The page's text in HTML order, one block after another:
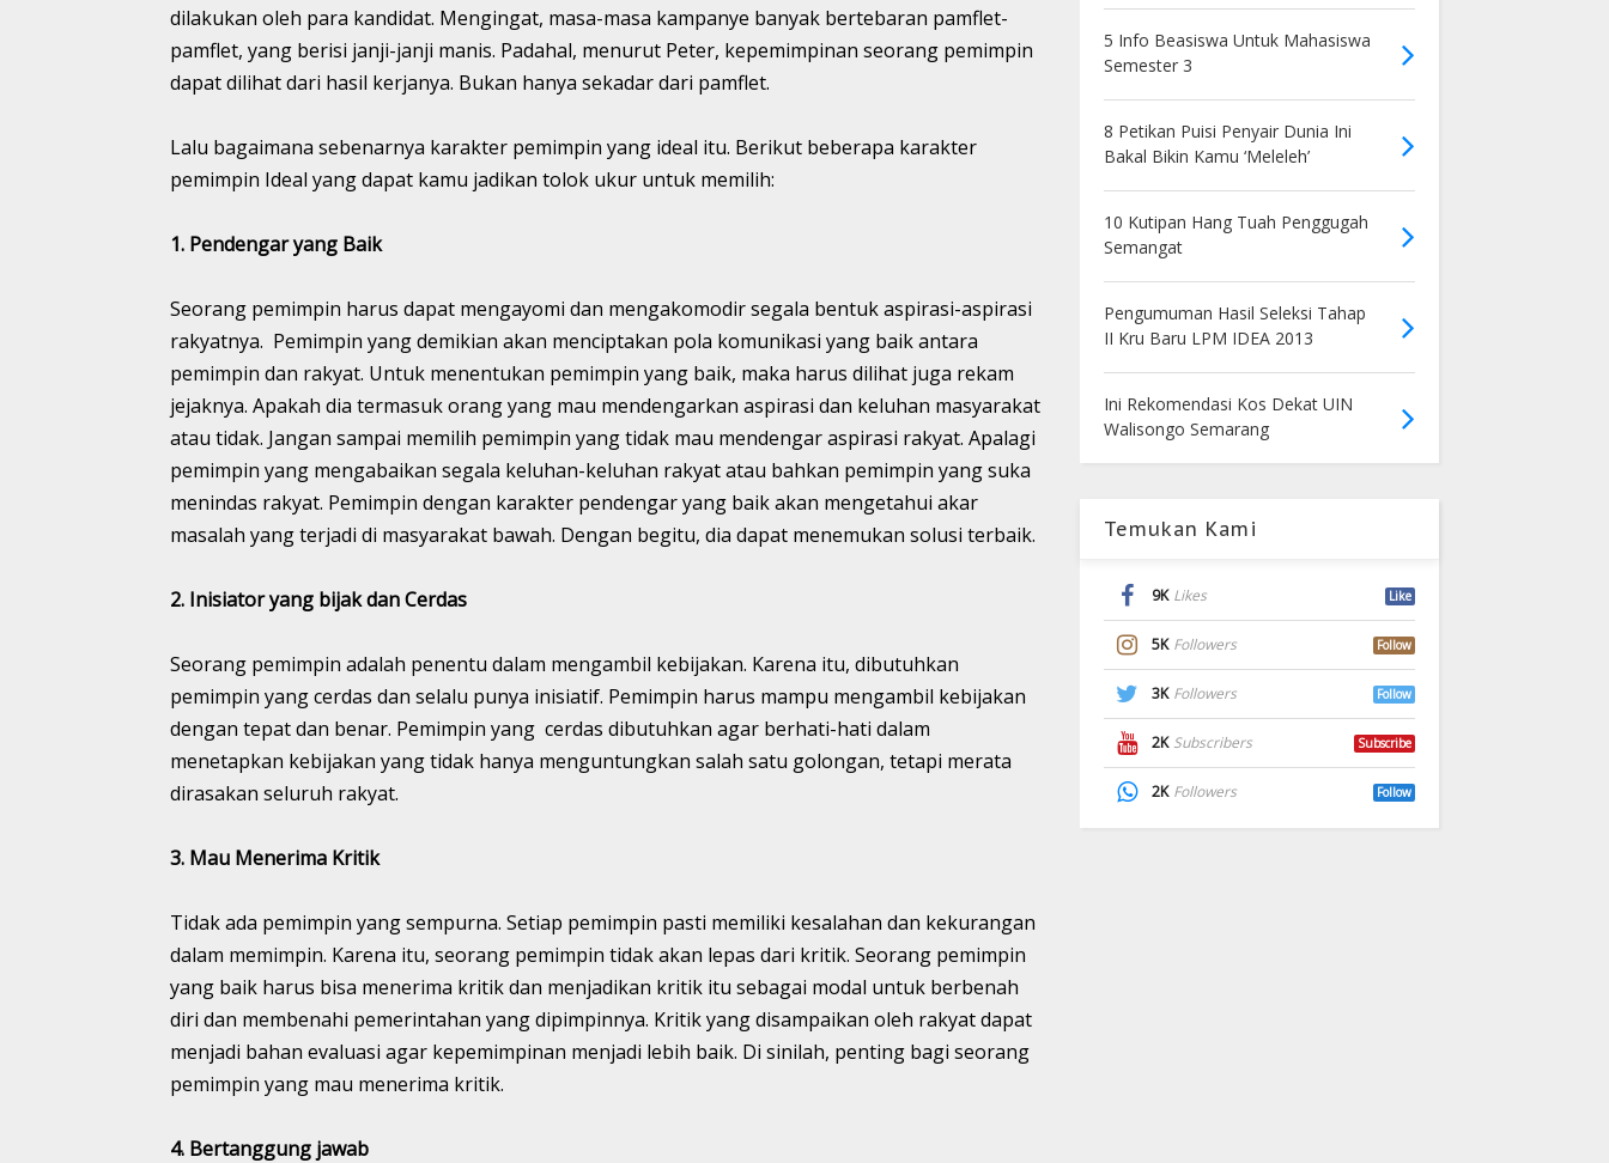
dilakukan oleh para kandidat. Mengingat, masa-masa kampanye banyak bertebaran pamflet-
pamflet, yang berisi janji-janji manis. Padahal, menurut Peter, kepemimpinan seorang pemimpin
dapat dilihat dari hasil kerjanya. Bukan hanya sekadar dari pamflet.
Lalu bagaimana sebenarnya karakter pemimpin yang ideal itu. Berikut beberapa karakter
pemimpin Ideal yang dapat kamu jadikan tolok ukur untuk memilih:
1. Pendengar yang Baik
Seorang pemimpin harus dapat mengayomi dan mengakomodir segala bentuk aspirasi-aspirasi
rakyatnya. Pemimpin yang demikian akan menciptakan pola komunikasi yang baik antara
pemimpin dan rakyat. Untuk menentukan pemimpin yang baik, maka harus dilihat juga rekam
jejaknya. Apakah dia termasuk orang yang mau mendengarkan aspirasi dan keluhan masyarakat
atau tidak. Jangan sampai memilih pemimpin yang tidak mau mendengar aspirasi rakyat. Apalagi
pemimpin yang mengabaikan segala keluhan-keluhan rakyat atau bahkan pemimpin yang suka
menindas rakyat. Pemimpin dengan karakter pendengar yang baik akan mengetahui akar
masalah yang terjadi di masyarakat bawah. Dengan begitu, dia dapat menemukan solusi terbaik.
2. Inisiator yang bijak dan Cerdas
Seorang pemimpin adalah penentu dalam mengambil kebijakan. Karena itu, dibutuhkan
pemimpin yang cerdas dan selalu punya inisiatif. Pemimpin harus mampu mengambil kebijakan
dengan tepat dan benar. Pemimpin yang cerdas dibutuhkan agar berhati-hati dalam
menetapkan kebijakan yang tidak hanya menguntungkan salah satu golongan, tetapi merata
dirasakan seluruh rakyat.
3. Mau Menerima Kritik
Tidak ada pemimpin yang sempurna. Setiap pemimpin pasti memiliki kesalahan dan kekurangan
dalam memimpin. Karena itu, seorang pemimpin tidak akan lepas dari kritik. Seorang pemimpin
yang baik harus bisa menerima kritik dan menjadikan kritik itu sebagai modal untuk berbenah
diri dan membenahi pemerintahan yang dipimpinnya. Kritik yang disampaikan oleh rakyat dapat
menjadi bahan evaluasi agar kepemimpinan menjadi lebih baik. Di sinilah, penting bagi seorang
pemimpin yang mau menerima kritik.
4. Bertanggung jawab
5 Info Beasiswa Untuk Mahasiswa
Semester 3
8 Petikan Puisi Penyair Dunia Ini
Bakal Bikin Kamu ‘Meleleh’
10 Kutipan Hang Tuah Penggugah
Semangat
Pengumuman Hasil Seleksi Tahap
II Kru Baru LPM IDEA 2013
Ini Rekomendasi Kos Dekat UIN
Walisongo Semarang
Temukan Kami
9K Likes Like
5K Followers Follow
3K Followers Follow
2K Subscribers Subscribe
2K Followers Follow